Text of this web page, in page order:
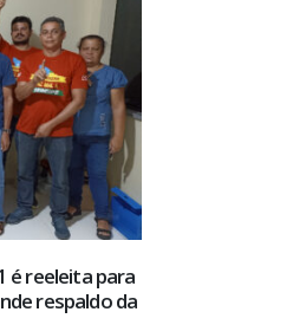
é reeleita para
respaldo da